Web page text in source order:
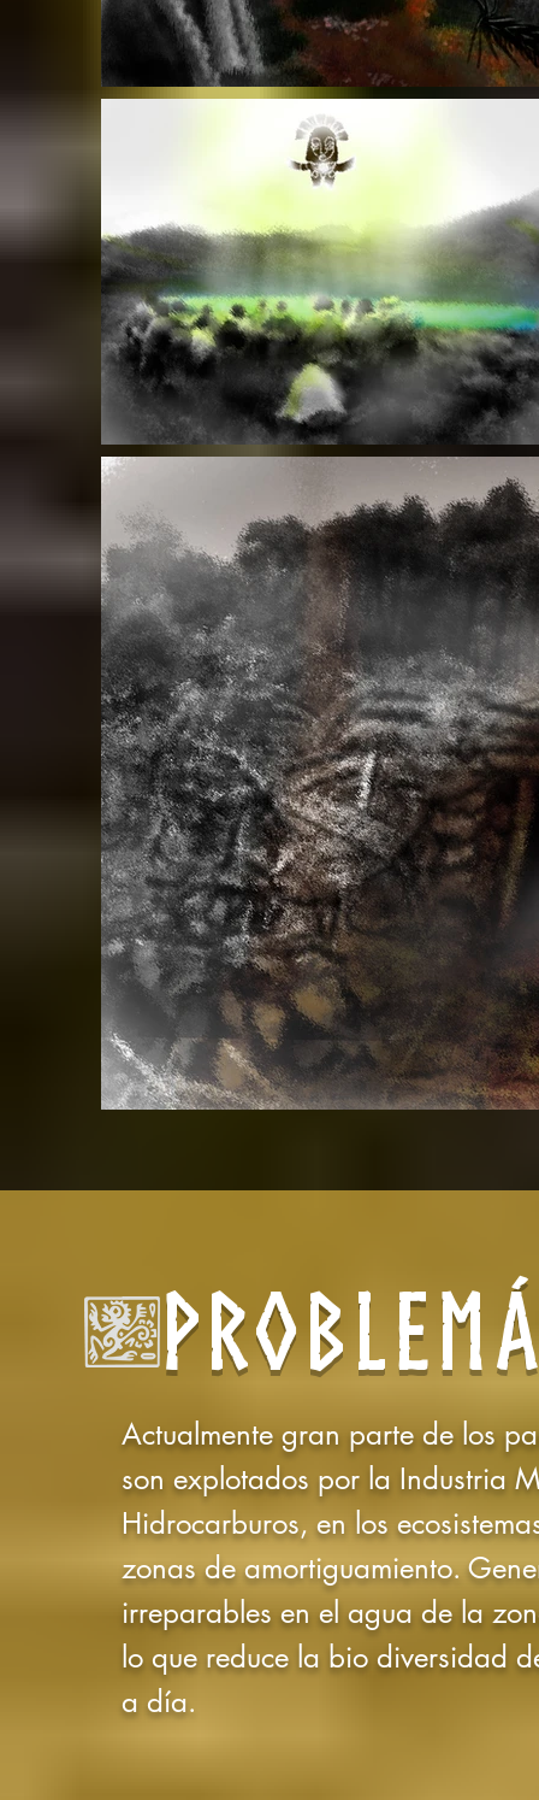
Actualmente gran parte de los
son explotados por la Industria
Hidrocarburos, en los
zonas de amortiguamiento.
irreparables en el agua de la
lo que reduce la bio diversidad
a día.